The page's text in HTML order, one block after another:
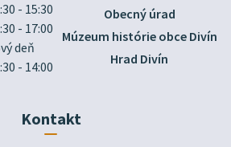
- 15:30
- 17:00
deň
- 14:00
Obecný úrad
Múzeum histórie obce Divín
Hrad Divín
Kontakt